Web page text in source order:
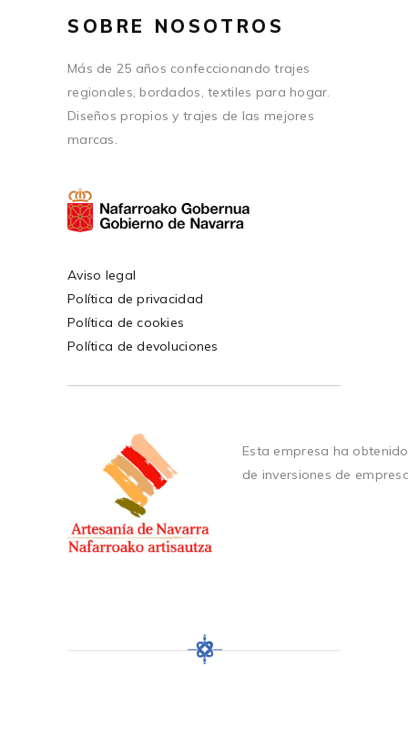
SOBRE NOSOTROS
Más de 25 años confeccionando trajes
regionales, bordados, textiles para hogar.
Diseños propios y trajes de las mejores
marcas.
Aviso legal
Política de privacidad
Política de cookies
Política de devoluciones
Esta empresa ha
de inversiones de